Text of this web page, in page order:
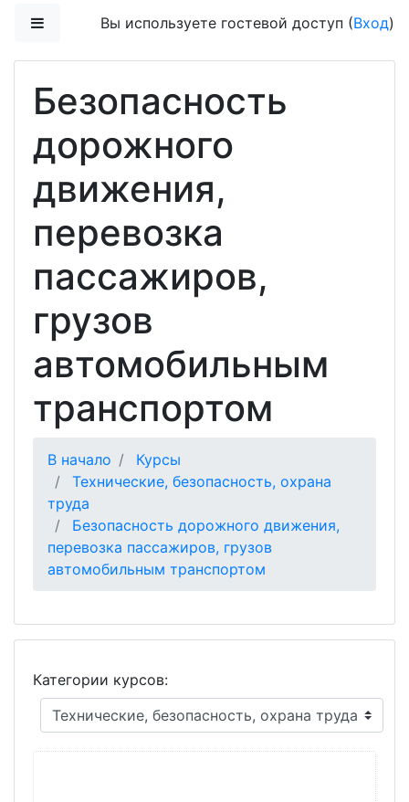
Боковая панель
Вы используете гостевой доступ (Вход)
Безопасность
дорожного
движения,
перевозка
пассажиров,
грузов
автомобильным
транспортом
В начало
Курсы
Технические, безопасность, охрана
труда
Безопасность дорожного движения,
перевозка пассажиров, грузов
автомобильным транспортом
Категории курсов: